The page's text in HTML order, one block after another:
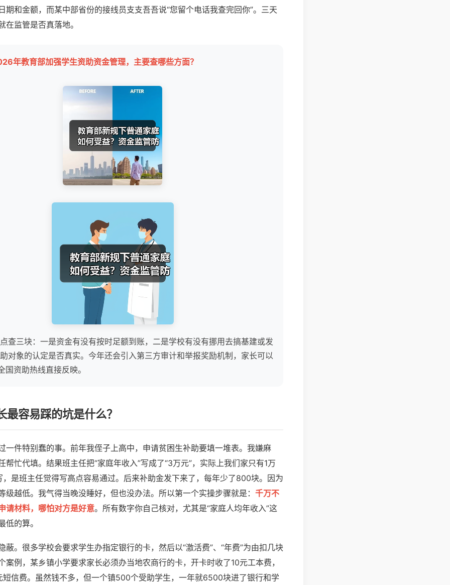
期和金额，而某中部省份的接线员支支吾吾说“您留个电话我查完回你”。三天
在监管是否真落地。
年教育部加强学生资助资金管理，主要查哪些方面？
查三块：一是资金有没有按时足额到账，二是学校有没有挪用去搞基建或发
对象的认定是否真实。今年还会引入第三方审计和举报奖励机制，家长可以
国资助热线直接反映。
最容易踩的坑是什么？
一件特别蠢的事。前年我侄子上高中，申请贫困生补助要填一堆表。我嫌麻
帮忙代填。结果班主任把“家庭年收入”写成了“3万元”，实际上我们家只有1万
，是班主任觉得写高点容易通过。后来补助金发下来了，每年少了800块。因为
级越低。我气得当晚没睡好，但也没办法。所以第一个实操步骤就是： 千万不
请材料，哪怕对方是好意。所有数字你自己核对，尤其是“家庭人均年收入”这
低的算。
蔽。很多学校会要求学生办指定银行的卡，然后以“激活费”、“年费”为由扣几块
案例，某乡镇小学要求家长必须办当地农商行的卡，开卡时收了10元工本费，
短信费。虽然钱不多，但一个镇500个受助学生，一年就6500块进了银行和学